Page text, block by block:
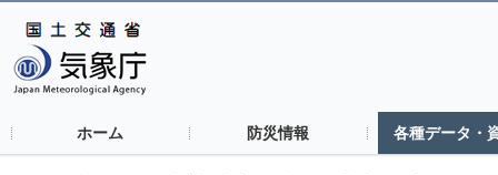
ホーム 防災情報 各種データ・